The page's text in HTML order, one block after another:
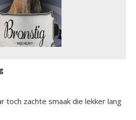
ondanks het stevige
procent. In de afdronk klinken
en donker fruit na, met een licht
toch zachte smaak die lekker lang